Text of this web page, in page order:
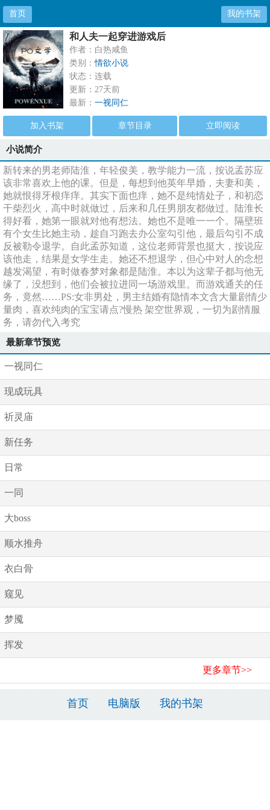
首页 我的书架
和人夫一起穿进游戏后
作者：白热咸鱼
类别：情欲小说
状态：连载
更新：27天前
最新： 一视同仁
加入书架 章节目录 立即阅读
小说简介
新转来的男老师陆淮，年轻俊美，教学能力一流，按说孟苏应
该非常喜欢上他的课。但是，每想到他英年早婚，夫妻和美，
她就恨得牙根痒痒。其实下面也痒，她不是纯情处子，和初恋
干柴烈火，高中时就做过，后来和几任男朋友都做过。陆淮长
得好看，她第一眼就对他有想法。她也不是唯一一个。隔壁班
有个女生比她主动，趁自习跑去办公室勾引他，最后勾引不成
反被勒令退学。自此孟苏知道，这位老师背景也挺大，按说应
该他走，结果是女学生走。她还不想退学，但心中对人的念想
越发渴望，有时做春梦对象都是陆淮。本以为这辈子都与他无
缘了，没想到，他们会被拉进同一场游戏里。而游戏通关的任
务，竟然……PS:女非男处，男主结婚有隐情本文含大量剧情少
量肉，喜欢纯肉的宝宝请点?慢热 架空世界观，一切为剧情服
务，请勿代入考究
最新章节预览
一视同仁
现成玩具
祈灵庙
新任务
日常
一同
大boss
顺水推舟
衣白骨
窥见
梦魇
挥发
更多章节>>
首页 电脑版 我的书架